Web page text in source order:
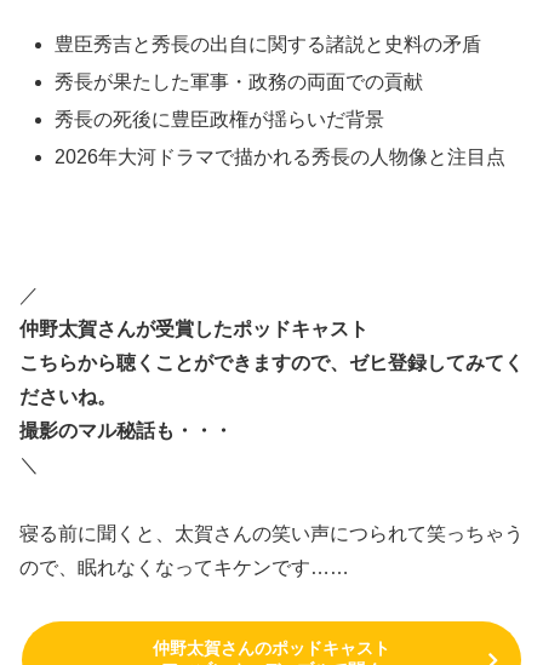
豊臣秀吉と秀長の出自に関する諸説と史料の矛盾
秀長が果たした軍事・政務の両面での貢献
秀長の死後に豊臣政権が揺らいだ背景
2026年大河ドラマで描かれる秀長の人物像と注目点
／
仲野太賀さんが受賞したポッドキャスト
こちらから聴くことができますので、ゼヒ登録してみてく
ださいね。
撮影のマル秘話も・・・
＼
寝る前に聞くと、太賀さんの笑い声につられて笑っちゃう
ので、眠れなくなってキケンです……
仲野太賀さんのポッドキャスト